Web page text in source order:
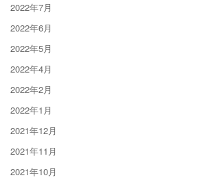
2022年7月
2022年6月
2022年5月
2022年4月
2022年2月
2022年1月
2021年12月
2021年11月
2021年10月